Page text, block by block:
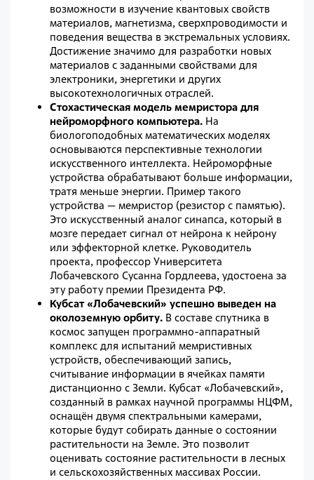
возможности в изучение квантовых свойств
материалов, магнетизма, сверхпроводимости и
поведения вещества в экстремальных условиях.
Достижение значимо для разработки новых
материалов с заданными свойствами для
электроники, энергетики и других
высокотехнологичных отраслей.
Стохастическая модель мемристора для
нейроморфного компьютера. На
биологоподобных математических моделях
основываются перспективные технологии
искусственного интеллекта. Нейроморфные
устройства обрабатывают больше информации,
тратя меньше энергии. Пример такого
устройства — ​мемристор (резистор с памятью).
Это искусственный аналог синапса, который в
мозге передает сигнал от нейрона к нейрону
или эффекторной клетке. Руководитель
проекта, профессор Университета
Лобачевского Сусанна Гордлеева, удостоена за
эту работу премии Президента РФ.
Кубсат «Лобачевский» успешно выведен на
околоземную орбиту. В составе спутника в
космос запущен программно-аппаратный
комплекс для испытаний мемристивных
устройств, обеспечивающий запись,
считывание информации в ячейках памяти
дистанционно с Земли. Кубсат «Лобачевский»,
созданный в рамках научной программы НЦФМ,
оснащён двумя спектральными камерами,
которые будут собирать данные о состоянии
растительности на Земле. Это позволит
оценивать состояние растительности в лесных
и сельскохозяйственных массивах России.